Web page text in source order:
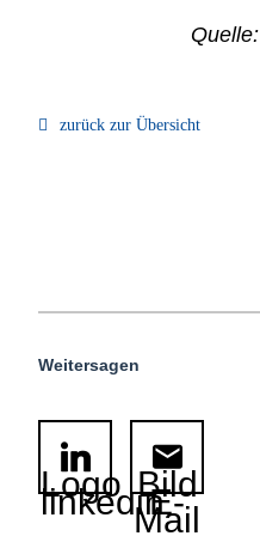
Quelle:
zurück zur Übersicht
Weitersagen
Logo
linkedinBild
E-
Mail